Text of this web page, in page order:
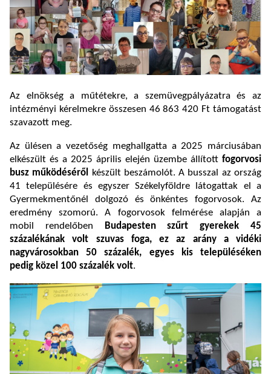
Az elnökség a műtétekre, a szemüvegpályázatra és az
intézményi kérelmekre összesen 46 863 420 Ft támogatást
szavazott meg.
Az ülésen a vezetőség meghallgatta a 2025 márciusában
elkészült és a 2025 április elején üzembe állított fogorvosi
busz működéséről
készült beszámolót. A busszal az ország
41 településére és egyszer Székelyföldre látogattak el a
Gyermekmentőnél dolgozó és önkéntes fogorvosok. Az
eredmény szomorú. A fogorvosok felmérése alapján a
mobil rendelőben
Budapesten szűrt gyerekek
45
százalékának volt szuvas foga, ez az arány a vidéki
nagyvárosokban 50 százalék, egyes kis településéken
pedig közel 100 százalék volt.